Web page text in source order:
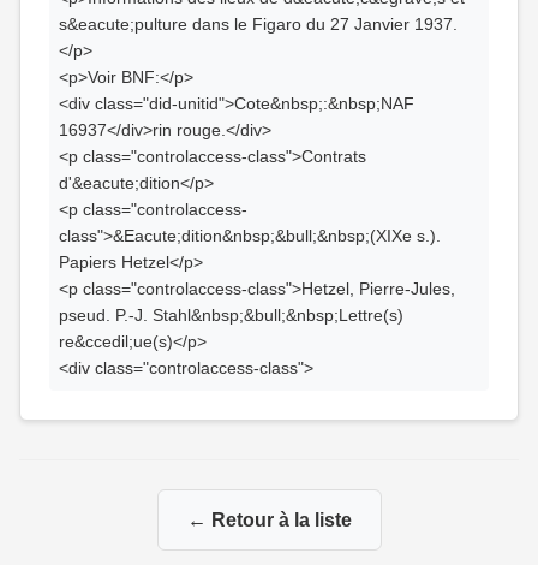
s&eacute;pulture dans le Figaro du 27 Janvier 1937.
</p>
<p>Voir BNF:</p>
<div class="did-unitid">Cote&nbsp;:&nbsp;NAF
16937</div>rin rouge.</div>
<p class="controlaccess-class">Contrats
d'&eacute;dition</p>
<p class="controlaccess-
class">&Eacute;dition&nbsp;&bull;&nbsp;(XIXe s.).
Papiers Hetzel</p>
<p class="controlaccess-class">Hetzel, Pierre-Jules,
pseud. P.-J. Stahl&nbsp;&bull;&nbsp;Lettre(s)
re&ccedil;ue(s)</p>
<div class="controlaccess-class">
← Retour à la liste